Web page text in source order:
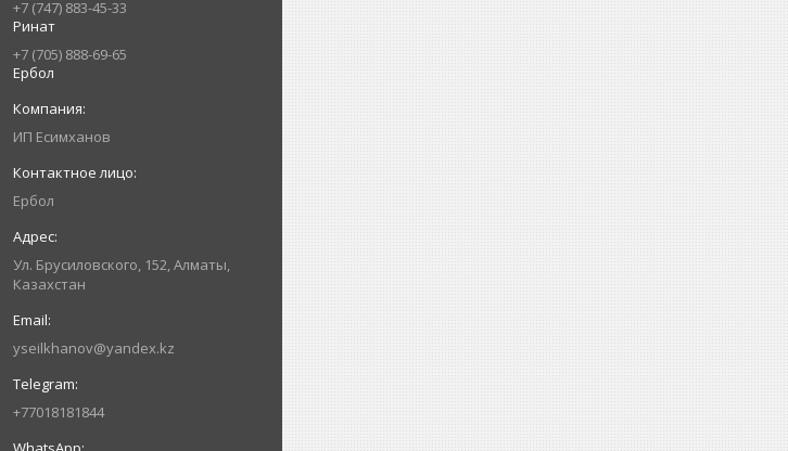
+7 (747) 883-45-33
Ринат
+7 (705) 888-69-65
Ербол
ИП Есимxанов
Ербол
Ул. Брусиловского, 152, Алматы,
Казахстан
yseilkhanov@yandex.kz
+77018181844